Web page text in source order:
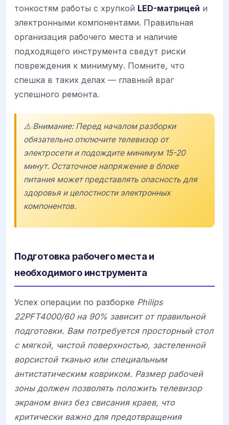
тонкостям работы с хрупкой LED-матрицей и
электронными компонентами. Правильная
организация рабочего места и наличие
подходящего инструмента сведут риски
повреждения к минимуму. Помните, что
спешка в таких делах — главный враг
успешного ремонта.
⚠️ Внимание: Перед началом разборки
обязательно отключите телевизор от
электросети и подождите минимум 15-20
минут. Остаточное напряжение в блоке
питания может представлять опасность для
здоровья и целостности электронных
компонентов.
Подготовка рабочего места и
необходимого инструмента
Успех операции по разборке Philips
22PFT4000/60 на 90% зависит от правильной
подготовки. Вам потребуется просторный стол
с мягкой, чистой поверхностью, застеленной
ворсистой тканью или специальным
антистатическим ковриком. Размер рабочей
зоны должен позволять положить телевизор
экраном вниз без свисания краев, что
критически важно для предотвращения